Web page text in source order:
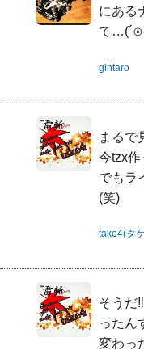
にある
て
gintaro
まるで
今tzx作
でもラ
(笑)
take4(タ
そうだ
ったん
変わっ